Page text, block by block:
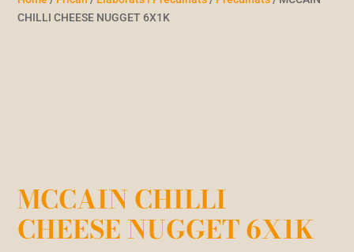
CHILLI CHEESE NUGGET 6X1K
MCCAIN CHILLI
CHEESE NUGGET 6X1K